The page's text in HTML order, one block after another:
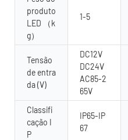
produto
LED （k
g）
1-5
Tensão
de entra
da (V)
DC12V
DC24V
AC85-2
65V
Classifi
cação I
P
IP65-IP
67